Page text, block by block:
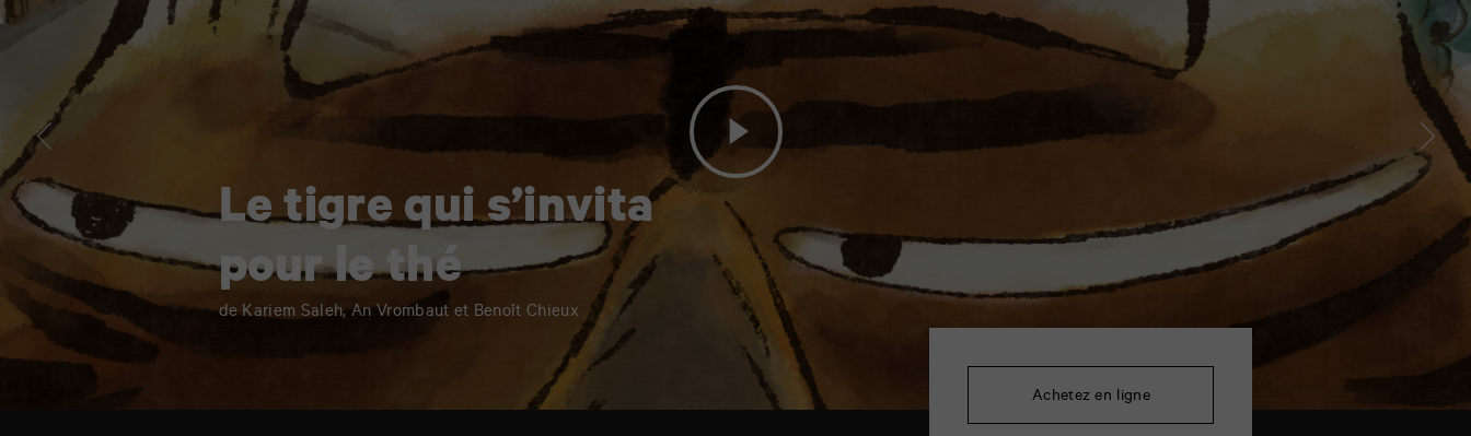
pour
le
Le tigre qui s’invita
pour le thé
de Kariem Saleh, An Vrombaut et Benoît Chieux
Achetez en ligne